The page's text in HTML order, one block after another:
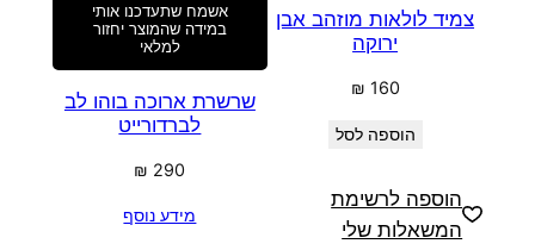
צמיד לולאות מוזהב אבן
ירוקה
₪ 160
הוספה לסל
הוספה לרשימת
המשאלות שלי
אשמח שתעדכנו אותי
במידה שהמוצר יחזור
למלאי
שרשרת ארוכה בוהו לב
לברדורייט
₪ 290
מידע נוסף